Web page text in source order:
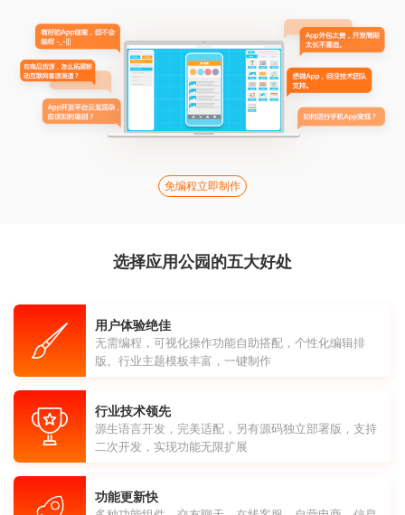
免编程立即制作
选择应用公园的五大好处
用户体验绝佳
无需编程，可视化操作功能自助搭配，个性化编辑排
版。行业主题模板丰富，一键制作
行业技术领先
源生语言开发，完美适配，另有源码独立部署版，支持
二次开发，实现功能无限扩展
功能更新快